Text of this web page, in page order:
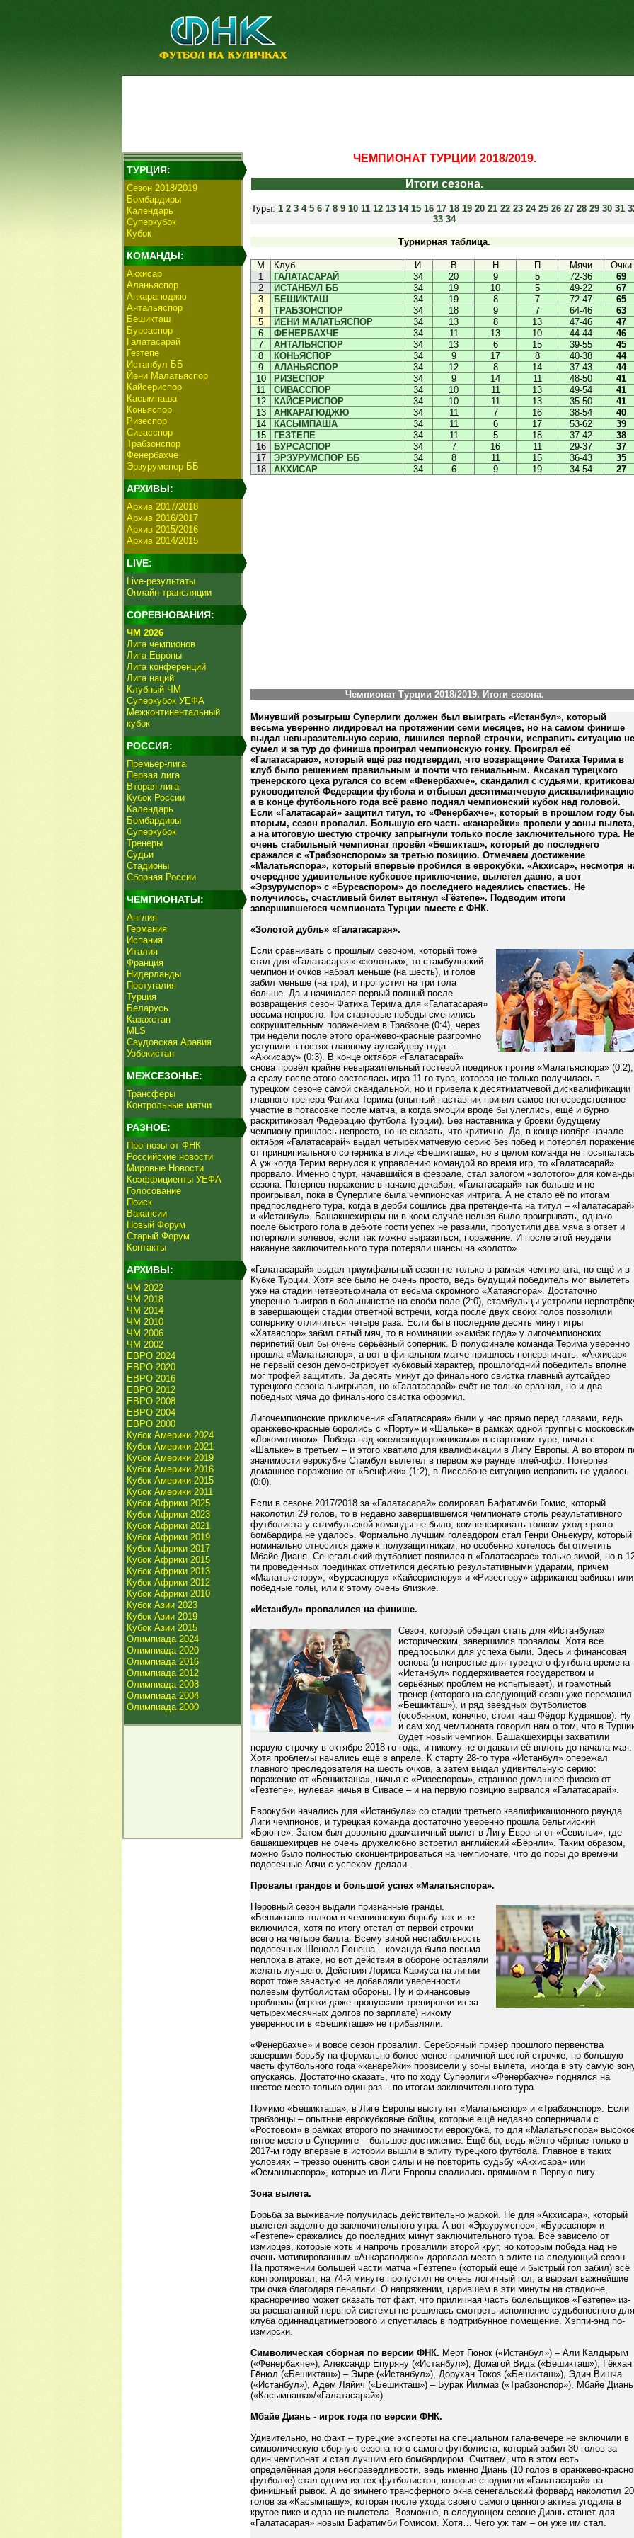
ТУРЦИЯ:
Сезон 2018/2019
Бомбардиры
Календарь
Суперкубок
Кубок
КОМАНДЫ:
Акхисар
Аланьяспор
Анкарагюджю
Антальяспор
Бешикташ
Бурсаспор
Галатасарай
Гезтепе
Истанбул ББ
Йени Малатьяспор
Кайсериспор
Касымпаша
Коньяспор
Ризеспор
Сивасспор
Трабзонспор
Фенербахче
Эрзурумспор ББ
АРХИВЫ:
Архив 2017/2018
Архив 2016/2017
Архив 2015/2016
Архив 2014/2015
LIVE:
Live-результаты
Онлайн трансляции
СОРЕВНОВАНИЯ:
ЧМ 2026
Лига чемпионов
Лига Европы
Лига конференций
Лига наций
Клубный ЧМ
Суперкубок УЕФА
Межконтинентальный
кубок
РОССИЯ:
Премьер-лига
Первая лига
Вторая лига
Кубок России
Календарь
Бомбардиры
Суперкубок
Тренеры
Судьи
Стадионы
Сборная России
ЧЕМПИОНАТЫ:
Англия
Германия
Испания
Италия
Франция
Нидерланды
Португалия
Турция
Беларусь
Казахстан
MLS
Саудовская Аравия
Узбекистан
МЕЖСЕЗОНЬЕ:
Трансферы
Контрольные матчи
РАЗНОЕ:
Прогнозы от ФНК
Российские новости
Мировые Новости
Коэффициенты УЕФА
Голосование
Поиск
Вакансии
Новый Форум
Старый Форум
Контакты
АРХИВЫ:
ЧМ 2022
ЧМ 2018
ЧМ 2014
ЧМ 2010
ЧМ 2006
ЧМ 2002
ЕВРО 2024
ЕВРО 2020
ЕВРО 2016
ЕВРО 2012
ЕВРО 2008
ЕВРО 2004
ЕВРО 2000
Кубок Америки 2024
Кубок Америки 2021
Кубок Америки 2019
Кубок Америки 2016
Кубок Америки 2015
Кубок Америки 2011
Кубок Африки 2025
Кубок Африки 2023
Кубок Африки 2021
Кубок Африки 2019
Кубок Африки 2017
Кубок Африки 2015
Кубок Африки 2013
Кубок Африки 2012
Кубок Африки 2010
Кубок Азии 2023
Кубок Азии 2019
Кубок Азии 2015
Олимпиада 2024
Олимпиада 2020
Олимпиада 2016
Олимпиада 2012
Олимпиада 2008
Олимпиада 2004
Олимпиада 2000
ЧЕМПИОНАТ ТУРЦИИ 2018/2019.
Итоги сезона.
Туры: 1 2 3 4 5 6 7 8 9 10 11 12 13 14 15 16 17 18 19 20 21 22 23 24 25 26 27 28 29 30 31
33 34
Турнирная таблица.
М Клуб И В Н П Мячи
Очки
1
ГАЛАТАСАРАЙ 34 20 9 5 72-36
69
2
ИСТАНБУЛ ББ 34 19 10 5 49-22
67
3
БЕШИКТАШ 34 19 8 7 72-47
65
4
ТРАБЗОНСПОР 34 18 9 7 64-46
63
5
ЙЕНИ МАЛАТЬЯСПОР 34 13 8 13 47-46
47
6
ФЕНЕРБАХЧЕ 34 11 13 10 44-44
46
7
АНТАЛЬЯСПОР 34 13 6 15 39-55
45
8
КОНЬЯСПОР 34 9 17 8 40-38
44
9
АЛАНЬЯСПОР 34 12 8 14 37-43
44
10
РИЗЕСПОР 34 9 14 11 48-50
41
11
СИВАССПОР 34 10 11 13 49-54
41
12
КАЙСЕРИСПОР 34 10 11 13 35-50
41
13
АНКАРАГЮДЖЮ 34 11 7 16 38-54
40
14
КАСЫМПАША 34 11 6 17 53-62
39
15
ГЕЗТЕПЕ 34 11 5 18 37-42
38
16
БУРСАСПОР 34 7 16 11 29-37
37
17
ЭРЗУРУМСПОР ББ 34 8 11 15 36-43
35
18
АКХИСАР 34 6 9 19 34-54 27
Чемпионат Турции 2018/2019. Итоги сезона.
Минувший розыгрыш Суперлиги должен был выиграть «Истанбул», который
весьма уверенно лидировал на протяжении семи месяцев, но на самом финише
выдал невыразительную серию, лишился первой строчки, исправить ситуацию не
сумел и за тур до финиша проиграл чемпионскую гонку. Проиграл её
«Галатасараю», который ещё раз подтвердил, что возвращение Фатиха Терима в
клуб было решением правильным и почти что гениальным. Аксакал турецкого
тренерского цеха ругался со всем «Фенербахче», скандалил с судьями,
руководителей Федерации футбола и отбывал десятиматчевую
а в конце футбольного года всё равно поднял чемпионский кубок над головой.
Если «Галатасарай» защитил титул, то «Фенербахче», который в прошлом году
вторым, сезон провалил. Большую его часть «канарейки» провели у зоны вылета,
а на итоговую шестую строчку запрыгнули только после заключительного тура. Не
очень стабильный чемпионат провёл «Бешикташ», который до последнего
сражался с «Трабзонспором» за третью позицию. Отмечаем достижение
«Малатьяспора», который впервые пробился в еврокубки. «Акхисар», несмотря
очередное удивительное кубковое приключение, вылетел давно, а вот
«Эрзурумспор» с «Бурсаспором» до последнего надеялись спастись. Не
получилось, счастливый билет вытянул «Гёзтепе». Подводим итоги
завершившегося чемпионата Турции вместе с ФНК.
«Золотой дубль» «Галатасарая».
Если сравнивать с прошлым сезоном, который тоже
стал для «Галатасарая» «золотым», то стамбульский
чемпион и очков набрал меньше (на шесть), и голов
забил меньше (на три), и пропустил на три гола
больше. Да и начинался первый полный после
возвращения сезон Фатиха Терима для «Галатасарая»
весьма непросто. Три стартовые победы сменились
сокрушительным поражением в Трабзоне (0:4), через
три недели после этого оранжево-красные разгромно
уступили в гостях главному аутсайдеру года –
«Акхисару» (0:3). В конце октября «Галатасарай»
снова провёл крайне невыразительный гостевой поединок против «Малатьяспора» (0:2),
а сразу после этого состоялась игра 11-го тура, которая не только получилась в
турецком сезоне самой скандальной, но и привела к десятиматчевой дисквалификации
главного тренера Фатиха Терима (опытный наставник принял самое непосредственное
участие в потасовке после матча, а когда эмоции вроде бы улеглись, ещё и бурно
раскритиковал Федерацию футбола Турции). Без наставника у бровки будущему
чемпиону пришлось непросто, но не сказать, что критично. Да, в конце ноября-начале
октября «Галатасарай» выдал четырёхматчевую серию без побед и потерпел
от принципиального соперника в лице «Бешикташа», но в целом команда не
А уж когда Терим вернулся к управлению командой во время игр, то «Галатасарай»
прорвало. Именно спурт, начавшийся в феврале, стал залогом «золотого» для команды
сезона. Потерпев поражение в начале декабря, «Галатасарай» так больше и не
проигрывал, пока в Суперлиге была чемпионская интрига. А не стало её по итогам
предпоследнего тура, когда в дерби сошлись два претендента на титул –
и «Истанбул». Башакшехирцам ни в коем случае нельзя было проигрывать, однако
после быстрого гола в дебюте гости успех не развили, пропустили два мяча в ответ и
потерпели волевое, если так можно выразиться, поражение. И после этой неудачи
накануне заключительного тура потеряли шансы на «золото».
«Галатасарай» выдал триумфальный сезон не только в рамках чемпионата, но ещё и в
Кубке Турции. Хотя всё было не очень просто, ведь будущий победитель мог вылететь
уже на стадии четвертьфинала от весьма скромного «Хатаяспора». Достаточно
уверенно выиграв в большинстве на своём поле (2:0), стамбульцы устроили
в завершающей стадии ответной встречи, когда после двух своих голов позволили
сопернику отличиться четыре раза. Если бы в последние десять минут игры
«Хатаяспор» забил пятый мяч, то в номинации «камбэк года» у лигочемпионских
перипетий был бы очень серьёзный соперник. В полуфинале команда Терима уверенно
прошла «Малатьяспор», а вот в финальном матче пришлось понервничать. «Акхисар»
не первый сезон демонстрирует кубковый характер, прошлогодний победитель вполне
мог трофей защитить. За десять минут до финального свистка главный аутсайдер
турецкого сезона выигрывал, но «Галатасарай» счёт не только сравнял, но и два
победных мяча до финального свистка оформил.
Лигочемпионские приключения «Галатасарая» были у нас прямо перед глазами, ведь
оранжево-красные боролись с «Порту» и «Шальке» в рамках одной группы с
«Локомотивом». Победа над «железнодорожниками» в стартовом туре, ничья с
«Шальке» в третьем – и этого хватило для квалификации в Лигу Европы. А во втором
значимости еврокубке Стамбул вылетел в первом же раунде плей-офф. Потерпев
домашнее поражение от «Бенфики» (1:2), в Лиссабоне ситуацию исправить не удалось
(0:0).
Если в сезоне 2017/2018 за «Галатасарай» солировал Бафатимби Гомис, который
наколотил 29 голов, то в недавно завершившемся чемпионате столь результативного
футболиста у стамбульской команды не было, компенсировать толком уход яркого
бомбардира не удалось. Формально лучшим голеадором стал Генри Оньекуру, который
номинально относится даже к полузащитникам, но особенно хотелось бы отметить
Мбайе Дианя. Сенегальский футболист появился в «Галатасарае» только зимой, но в
ти проведённых поединках отметился десятью результативными ударами, причем
«Малатьяспору», «Бурсаспору» «Кайсериспору» и «Ризеспору» африканец забивал или
победные голы, или к этому очень близкие.
«Истанбул» провалился на финише.
Сезон, который обещал стать для «Истанбула»
историческим, завершился провалом. Хотя все
предпосылки для успеха были. Здесь и финансовая
основа (в непростые для турецкого футбола времена
«Истанбул» поддерживается государством и
серьёзных проблем не испытывает), и грамотный
тренер (которого на следующий сезон уже переманил
«Бешикташ»), и ряд звёздных футболистов
(особняком, конечно, стоит наш Фёдор Кудряшов). Ну
и сам ход чемпионата говорил нам о том, что в
будет новый чемпион. Башакшехирцы захватили
первую строчку в октябре 2018-го года, и никому не отдавали её вплоть до начала мая.
Хотя проблемы начались ещё в апреле. К старту 28-го тура «Истанбул» опережал
главного преследователя на шесть очков, а затем выдал удивительную серию:
поражение от «Бешикташа», ничья с «Ризеспором», странное домашнее фиаско от
«Гезтепе», нулевая ничья в Сивасе – и на первую позицию вырвался «Галатасарай».
Еврокубки начались для «Истанбула» со стадии третьего квалификационного раунда
Лиги чемпионов, и турецкая команда достаточно уверенно прошла бельгийский
«Брюгге». Затем был довольно драматичный вылет в Лигу Европы от «Севильи», где
башакшехирцев не очень дружелюбно встретил английский «Бёрнли». Таким образом,
можно было полностью сконцентрироваться на чемпионате, что до поры до времени
подопечные Авчи с успехом делали.
Провалы грандов и большой успех «Малатьяспора».
Неровный сезон выдали признанные гранды.
«Бешикташ» толком в чемпионскую борьбу так и не
включился, хотя по итогу отстал от первой строчки
всего на четыре балла. Всему виной нестабильность
подопечных Шенола Гюнеша – команда была весьма
неплоха в атаке, но вот действия в обороне оставляли
желать лучшего. Действия Лориса Кариуса на линии
ворот тоже зачастую не добавляли уверенности
полевым футболистам обороны. Ну и финансовые
проблемы (игроки даже пропускали тренировки из-за
четырехмесячных долгов по зарплате) никому
уверенности в «Бешикташе» не прибавляли.
«Фенербахче» и вовсе сезон провалил. Серебряный призёр прошлого первенства
завершил борьбу на формально более-менее приличной шестой строчке, но большую
часть футбольного года «канарейки» провисели у зоны вылета, иногда в эту самую
опускаясь. Достаточно сказать, что по ходу Суперлиги «Фенербахче» поднялся на
шестое место только один раз – по итогам заключительного тура.
Помимо «Бешикташа», в Лиге Европы выступят «Малатьяспор» и «Трабзонспор». Если
трабзонцы – опытные еврокубковые бойцы, которые ещё недавно соперничали с
«Ростовом» в рамках второго по значимости еврокубка, то для «Малатьяспора»
пятое место в Суперлиге – большое достижение. Ещё бы, ведь жёлто-чёрные только в
2017-м году впервые в истории вышли в элиту турецкого футбола. Главное в таких
условиях – трезво оценить свои силы и не повторить судьбу «Акхисара» или
«Османлыспора», которые из Лиги Европы свалились прямиком в Первую лигу.
Зона вылета.
Борьба за выживание получилась действительно жаркой. Не для «Акхисара», который
вылетел задолго до заключительного утра. А вот «Эрзурумспор», «Бурсаспор» и
«Гёзтепе» сражались до последних минут заключительного тура. Всё зависело от
измирцев, которые хоть и напрочь провалили второй круг, но которым победа над не
очень мотивированным «Анкарагюджю» даровала место в элите на следующий сезон.
На протяжении большей части матча «Гёзтепе» (который ещё и быстрый гол забил) всё
контролировал, на 74-й минуте пропустил не очень логичный гол, а вырвал важнейшие
три очка благодаря пенальти. О напряжении, царившем в эти минуты на стадионе,
красноречиво может сказать тот факт, что приличная часть болельщиков «Гёзтепе» из-
за расшатанной нервной системы не решилась смотреть исполнение судьбоносного для
клуба одиннадцатиметрового и спустилась в подтрибунное помещение. Хэппи-энд по-
измирски.
Символическая сборная по версии ФНК. Мерт Гюнок («Истанбул») – Али Калдырым
(«Фенербахче»), Александр Епуряну («Истанбул»), Домагой Вида («Бешикташ»), Гёкхан
Гёнюл («Бешикташ») – Эмре («Истанбул»), Дорухан Токоз («Бешикташ»), Эдин Вишча
(«Истанбул»), Адем Ляйич («Бешикташ») – Бурак Йилмаз («Трабзонспор»), Мбайе Диань
(«Касымпаша»/«Галатасарай»).
Мбайе Диань - игрок года по версии ФНК.
Удивительно, но факт – турецкие эксперты на специальном гала-вечере не включили в
символическую сборную сезона того самого футболиста, который забил 30 голов за
один чемпионат и стал лучшим его бомбардиром. Считаем, что в этом есть
определённая доля несправедливости, ведь именно Диань (10 голов в оранжево-
футболке) стал одним из тех футболистов, которые сподвигли «Галатасарай» на
финишный рывок. А до зимнего трансферного окна сенегальский форвард наколотил 20
голов за «Касымпашу», которая после ухода своего самого ценного актива угодила в
крутое пике и едва не вылетела. Возможно, в следующем сезоне Диань станет для
«Галатасарая» новым Бафатимби Гомисом. Хотя… Чего уж там – он уже им стал.